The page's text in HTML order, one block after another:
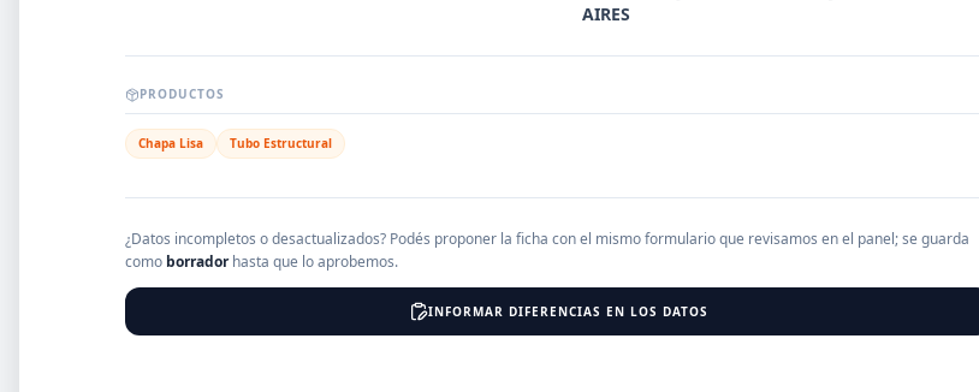
EMPRESAS AGREGAR
AIRES
PRODUCTOS
Chapa Lisa Tubo Estructural
¿Datos incompletos o desactualizados? Podés proponer la ficha con el mismo formulario que revisamos en el panel; se guarda
como borradorhasta que lo aprobemos.
INFORMAR DIFERENCIAS EN LOS DATOS